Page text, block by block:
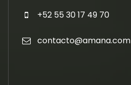
+52 55 30 17 49 70
contacto@amana.com